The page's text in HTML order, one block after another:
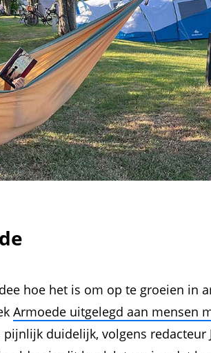
hoe het is om op te groeien in
Armoede uitgelegd aan mensen
pijnlijk duidelijk, volgens redacteur